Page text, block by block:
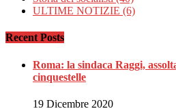
ULTIME NOTIZIE (6)
Recent Posts
Roma: la sindaca Raggi,
cinquestelle
19 Dicembre 2020